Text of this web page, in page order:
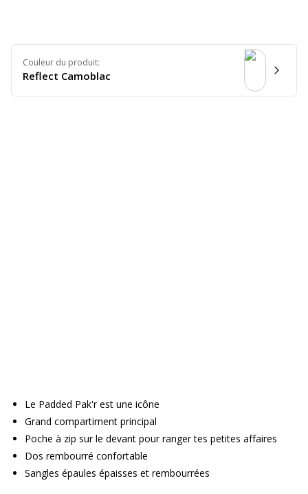
Couleur du produit:
Reflect Camoblac
Le Padded Pak'r est une icône
Grand compartiment principal
Poche à zip sur le devant pour ranger tes petites affaires
Dos rembourré confortable
Sangles épaules épaisses et rembourrées